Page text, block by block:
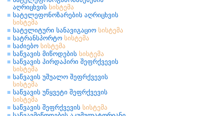
აღრიცხვის სისტემა
სატელეფონოზარების აღრიცხვის
სისტემა
სატელიტური სანავიგაციო სისტემა
სატრანსპორტო სისტემა
საძიებო სისტემა
საწვავის მიწოდების სისტემა
საწვავის პირდაპირი შეფრქვევის
სისტემა
საწვავის უშუალო შეფრქვევის
სისტემა
საწვავის უწყვეტი შეფრქვევის
სისტემა
საწვავის შეფრქვევის სისტემა